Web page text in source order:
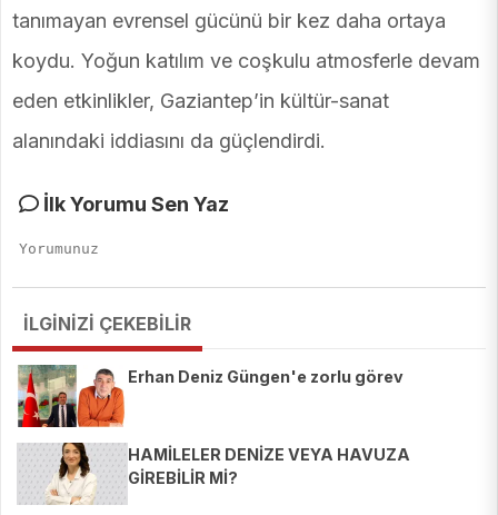
tanımayan evrensel gücünü bir kez daha ortaya
koydu. Yoğun katılım ve coşkulu atmosferle devam
eden etkinlikler, Gaziantep’in kültür-sanat
alanındaki iddiasını da güçlendirdi.
İlk Yorumu Sen Yaz
İLGİNİZİ ÇEKEBİLİR
Erhan Deniz Güngen'e zorlu görev
HAMİLELER DENİZE VEYA HAVUZA
GİREBİLİR Mİ?